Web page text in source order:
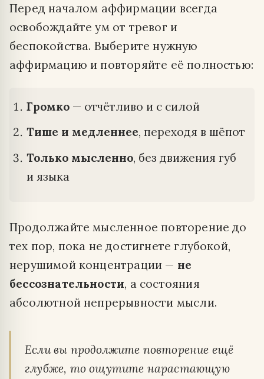
Перед началом аффирмации всегда
освобождайте ум от тревог и
беспокойства. Выберите нужную
аффирмацию и повторяйте её полностью:
Громко— отчётливо и с силой
Тише и медленнее, переходя в шёпот
Только мысленно, без движения губ
и языка
Продолжайте мысленное повторение до
тех пор, пока не достигнете глубокой,
нерушимой концентрации — не
бессознательности, а состояния
абсолютной непрерывности мысли.
Если вы продолжите повторение ещё
глубже, то ощутите нарастающую